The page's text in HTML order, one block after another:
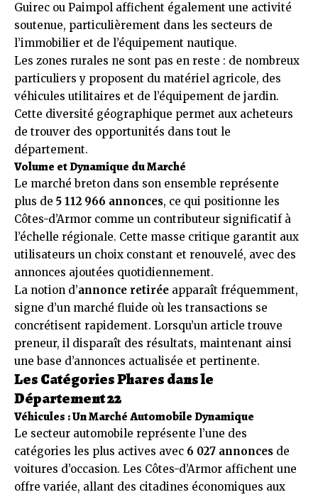
Guirec ou Paimpol affichent également une activité
soutenue, particulièrement dans les secteurs de
l’immobilier et de l’équipement nautique.
Les zones rurales ne sont pas en reste : de nombreux
particuliers y proposent du matériel agricole, des
véhicules utilitaires et de l’équipement de jardin.
Cette diversité géographique permet aux acheteurs
de trouver des opportunités dans tout le
département.
Volume et Dynamique du Marché
Le marché breton dans son ensemble représente
plus de 5 112 966 annonces, ce qui positionne les
Côtes-d’Armor comme un contributeur significatif à
l’échelle régionale. Cette masse critique garantit aux
utilisateurs un choix constant et renouvelé, avec des
annonces ajoutées quotidiennement.
La notion d’annonce retirée apparaît fréquemment,
signe d’un marché fluide où les transactions se
concrétisent rapidement. Lorsqu’un article trouve
preneur, il disparaît des résultats, maintenant ainsi
une base d’annonces actualisée et pertinente.
Les Catégories Phares dans le
Département 22
Véhicules : Un Marché Automobile Dynamique
Le secteur automobile représente l’une des
catégories les plus actives avec 6 027 annonces de
voitures d’occasion. Les Côtes-d’Armor affichent une
offre variée, allant des citadines économiques aux